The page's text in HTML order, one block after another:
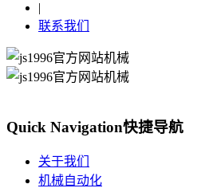
|
联系我们
Quick Navigation快捷导航
关于我们
机械自动化